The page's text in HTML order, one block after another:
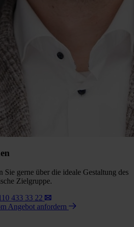
Sie gerne über die ideale Gestaltung des
Zielgruppe.
433 33 22
Angebot anfordern